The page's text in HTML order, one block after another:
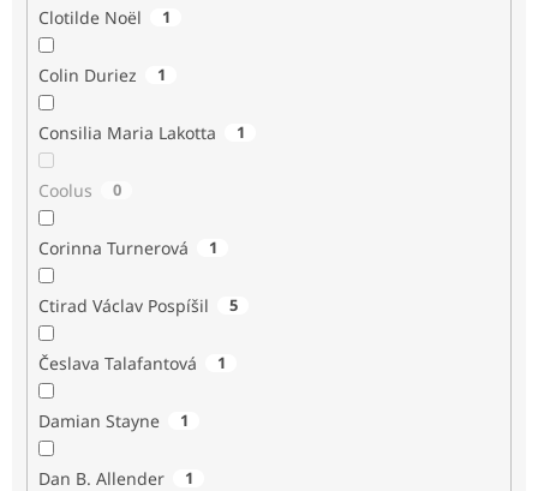
Clotilde Noël 1
Colin Duriez 1
Consilia Maria Lakotta 1
Coolus 0
Corinna Turnerová 1
Ctirad Václav Pospíšil 5
Česlava Talafantová 1
Damian Stayne 1
Dan B. Allender 1